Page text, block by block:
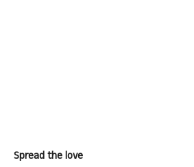
Spread the love